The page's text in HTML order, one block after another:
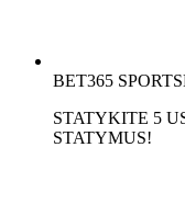
BET365
STATYKITE 5
STATYMUS!